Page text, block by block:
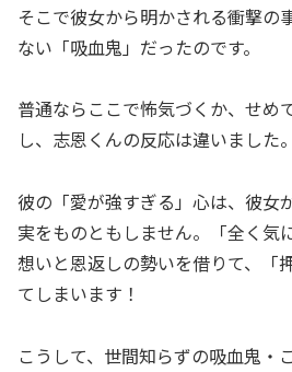
そこで彼女から明かされる衝撃の
ない「吸血鬼」だったのです。
普通ならここで怖気づくか、せめ
し、志恩くんの反応は違いました。
彼の「愛が強すぎる」心は、彼女
実をものともしません。「全く気
想いと恩返しの勢いを借りて、「
てしまいます！
こうして、世間知らずの吸血鬼・